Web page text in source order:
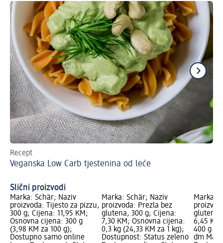
Recept
Veganska Low Carb tjestenina od leće
Slični proizvodi
Marka: Schär; Naziv
proizvoda: Tijesto za pizzu,
300 g; Cijena: 11,95 KM;
Osnovna cijena: 300 g
(3,98 KM za 100 g);
Dostupno samo online
Marka: Schär; Naziv
proizvoda: Prezla bez
glutena, 300 g; Cijena:
7,30 KM; Osnovna cijena:
0,3 kg (24,33 KM za 1 kg);
Dostupnost: Status zeleno
Marka:
glutena,
6,45
400 g
dm